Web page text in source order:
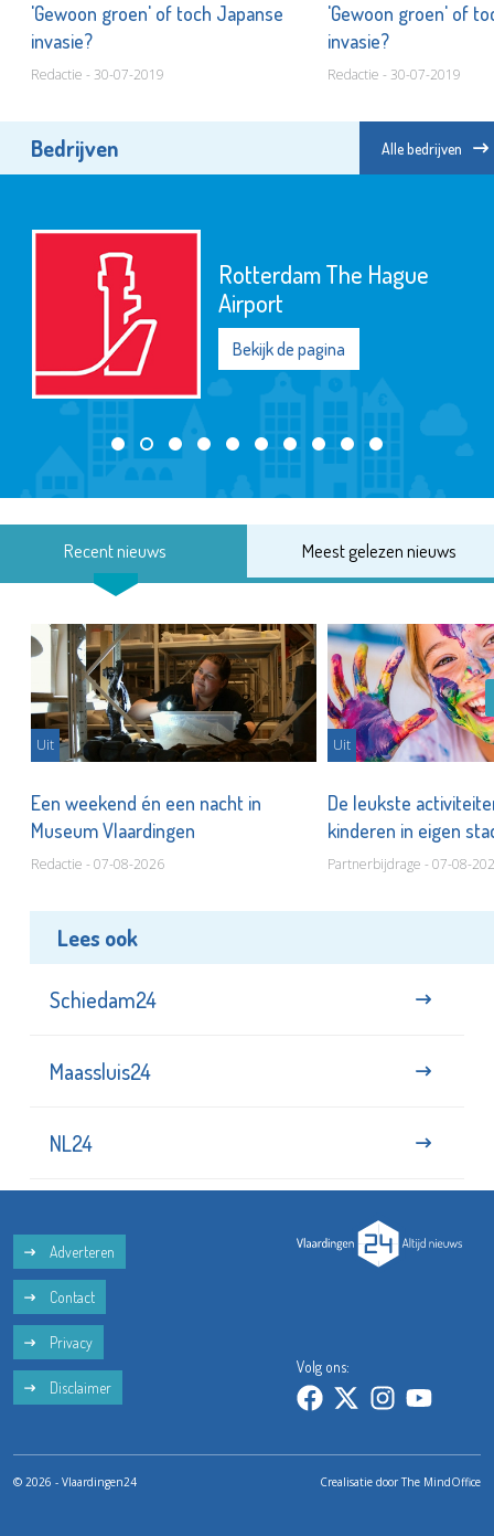
'Gewoon groen' of toch Japanse
invasie?
Redactie - 30-07-2019
'Gewoon groen' of
invasie?
Redactie - 30-07-2019
Bedrijven Alle bedrijven
Rotterdam The Hague
Airport
Bekijk de pagina
Recent nieuws Meest gelezen nieuws
Uit
Een weekend én een nacht in
Museum Vlaardingen
Redactie - 07-08-2026
Uit
De leukste
kinderen in eigen
Partnerbijdrage - 07-08-
Lees ook
Schiedam24
Maassluis24
NL24
Adverteren
Contact
Privacy
Disclaimer
Volg ons:
© 2026 - Vlaardingen24 Crealisatie doorThe MindOffice